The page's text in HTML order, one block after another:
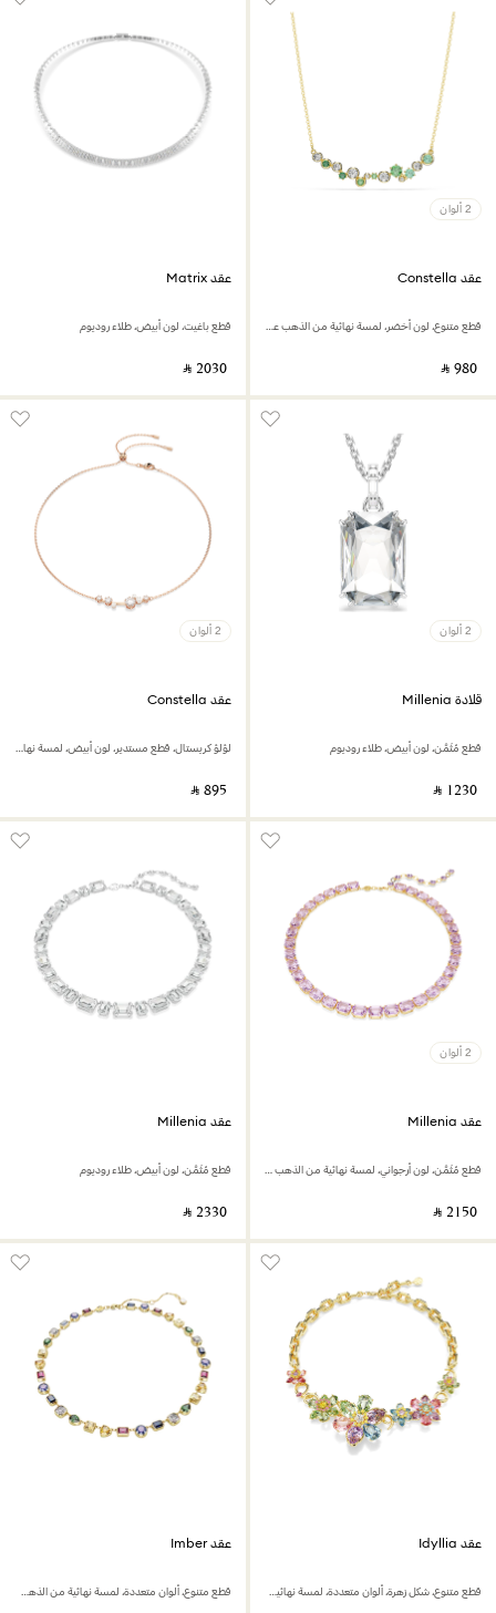
2 ألوان
عقد Constella
قطع متنوع، لون أخضر، لمسة نهائية من الذهب عيار 18 قيراط
‎ ⃁ ⁦980⁩ ‎
عقد Matrix
قطع باغيت، لون أبيض، طلاء روديوم
‎ ⃁ ⁦2030⁩ ‎
2 ألوان
قلادة Millenia
قطع مُثَمَّن، لون أبيض، طلاء روديوم
‎ ⃁ ⁦1230⁩ ‎
2 ألوان
عقد Constella
لؤلؤ كريستال، قطع مستدير، لون أبيض، لمسة نهائية من الذهب الوردي عيار 18 قيراط
‎ ⃁ ⁦895⁩ ‎
2 ألوان
عقد Millenia
قطع مُثَمَّن، لون أرجواني، لمسة نهائية من الذهب عيار 18 قيراط
‎ ⃁ ⁦2150⁩ ‎
عقد Millenia
قطع مُثَمَّن، لون أبيض، طلاء روديوم
‎ ⃁ ⁦2330⁩ ‎
عقد Idyllia
قطع متنوع، شكل زهرة، ألوان متعددة، لمسة نهائية من الذهب عيار 18 قيراط
عقد Imber
قطع متنوع، ألوان متعددة، لمسة نهائية من الذهب عيار 18 قيراط